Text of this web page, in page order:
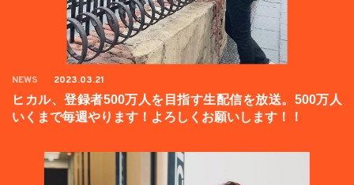
NEWS 2023.03.21
ヒカル、登録者500万人を目指す生配信を放送。500万人
いくまで毎週やります！よろしくお願いします！！